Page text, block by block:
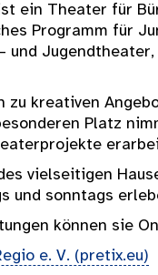
ein Theater für
Programm für
und
zu kreativen
Platz
vielseitigen
und sonntags
können sie
e. V. (pretix.eu)